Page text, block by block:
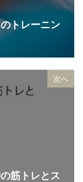
トレーニン
次へ
筋トレとス